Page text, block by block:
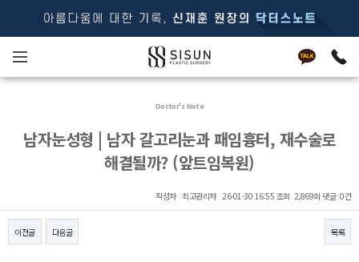
Doctor's Note
남자눈성형 | 남자 갈고리눈과 패임흉터, 재수술로
해결될까? (앞트임복원)
작성자 최고관리자 26-01-30 16:55 조회 2,869회 댓글 0건
이전글 다음글 목록